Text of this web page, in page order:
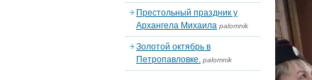
Престольный праздник у
Архангела Михаила palomnik
Золотой октябрь в
Петропавловке. palomnik